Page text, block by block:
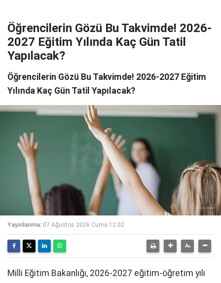
Öğrencilerin Gözü Bu Takvimde! 2026-
2027 Eğitim Yılında Kaç Gün Tatil
Yapılacak?
Öğrencilerin Gözü Bu Takvimde! 2026-2027 Eğitim
Yılında Kaç Gün Tatil Yapılacak?
Yayınlanma: 07 Ağustos 2026 Cuma 12:02
Milli Eğitim Bakanlığı, 2026-2027 eğitim-öğretim yılı